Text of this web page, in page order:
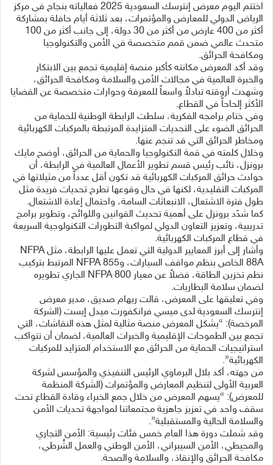
اختتم اليوم معرض إنترسك السعودية 2025 فعالياته بنجاح في مركز
الرياض الدولي للمعارض والمؤتمرات، بعد ثلاثة أيام حافلة بمشاركة
أكثر من 400 عارض من أكثر من 30 دولة، إلى جانب أكثر من 100
متحدث عالمي ضمن قمم متخصصة في الأمن والتكنولوجيا
ومكافحة الحرائق.
وقد أكد المعرض مكانته كأكبر منصة إقليمية تجمع بين الابتكار
والخبرة العالمية في مجالات الأمن والسلامة ومكافحة الحرائق،
وشهدت أروقته تبادلاً واسعاً للمعرفة وحوارات متخصصة عن القضايا
الأكثر إلحاحاً في القطاع.
وفي ختام برامجه الفكرية، سلطت الرابطة الوطنية للحماية من
الحرائق الضوء على التحديات المتزايدة المرتبطة بالمركبات الكهربائية
ومخاطر الحرائق التي قد تنجم عنها.
وخلال كلمته في قمة التكنولوجيا والحماية من الحرائق، أوضح مايك
برونزل، نائب رئيس قسم تطوير الأعمال العالمية في الرابطة، أن
حوادث حرائق المركبات الكهربائية قد تكون أقل عدداً من مثيلاتها في
المركبات التقليدية، لكنها في حال وقوعها تطرح تحديات فريدة مثل
طول فترة الاشتعال، الانبعاثات السامة، واحتمال إعادة الاشتعال.
كما شدّد برونزل على أهمية تحديث القوانين واللوائح، وتطوير برامج
تدريبية، وتعزيز التعاون الدولي لمواكبة التطورات التكنولوجية السريعة
في قطاع المركبات الكهربائية.
وأشار إلى أبرز المعايير الدولية التي تعمل عليها الرابطة، مثل NFPA
88A الخاص بنظم مواقف السيارات، وNFPA 855 المرتبط بتركيب
نظم تخزين الطاقة، فضلاً عن معيار NFPA 800 الجاري تطويره
لضمان سلامة البطاريات.
وفي تعليقها على المعرض، قالت ريهام صديق، مدير معرض
إنترسك السعودية لدى ميسي فرانكفورت ميدل إيست (الشركة
المرخصة): “يشكل المعرض منصة مثالية لمثل هذه النقاشات، التي
تجمع بين الطموحات الإقليمية والخبرات العالمية، لضمان أن تتواكب
استراتيجيات الحماية من الحرائق مع الاستخدام المتزايد للمركبات
الكهربائية”.
من جهته، أكد بلال البرماوي الرئيس التنفيذي والمؤسس لشركة
العربية الأولى لتنظيم المعارض والمؤتمرات (الشركة المنظمة
للمعرض): “يسهم المعرض من خلال جمع الخبراء وقادة القطاع تحت
سقف واحد في تعزيز جاهزية مجتمعاتنا لمواجهة تحديات الأمن
والسلامة الحالية والمستقبلية”.
وقد شملت دورة هذا العام خمس فئات رئيسية: الأمن التجاري
والمحيطي، الأمن السيبراني، الأمن الوطني والعمل الشُرطي،
مكافحة الحرائق والإنقاذ، والسلامة والصحة.